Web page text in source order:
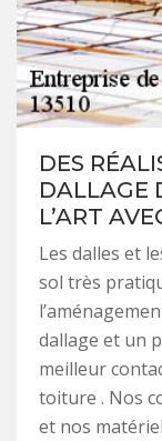
DES
DALLAGE
L’ART
Les dalles et
sol très
dallage et un
meilleur
toiture . Nos
et nos